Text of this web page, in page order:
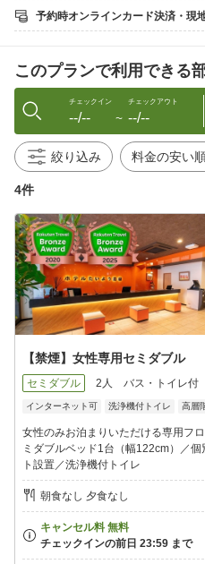
なんといっても、アクセス抜群
歩５分。
近隣のホテルには珍しい！専用
１０００円先着順
素泊で予約したけど・・・
やっぱり朝食付きにしておけば
＼＼そんな後悔しそうなアナタ
前日までの予約でお得に朝食を食
豚肉を使った朝食は口コミで大人
”ウリ”はなんといってもあっつあ
外はカリッ中はとろ〜と。
実は・・・これを目当てに泊ま
●●朝食バイキング●●
時間：６：００〜９：００（９
料金：通常５００円／当日１００
おばんざい、たまご、ドリンクバ
●●館内案内●●
・各フロアに「ウォーターサー
・ソフトドリンク・コーヒー飲み
・１０種類以上と種類豊富な「
ホテル敷地内「立体／平面駐車
料金：１泊１台１０００円
※平面駐車場はホテルから徒歩１
住所：愛媛県松山市一番町1丁目
予約時オンラインカード決済・現
このプランで利用できる
チェックイン
--/-- 〜
チェックアウト
--/--
絞り込み
4件
【禁煙】女性専用セミダブル
セミダブル 2人 バス・トイレ付
インターネット可 洗浄機付トイレ 高層
女性のみお泊まりいただける専用フ
ミダブルベッド1台（幅122cm）／
ト設置／洗浄機付トイレ
朝食なし 夕食なし